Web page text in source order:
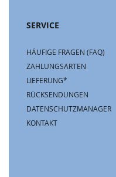
SERVICE
HÄUFIGE FRAGEN (FAQ)
ZAHLUNGSARTEN
LIEFERUNG*
RÜCKSENDUNGEN
DATENSCHUTZMANAGER
KONTAKT